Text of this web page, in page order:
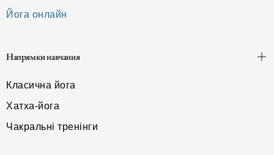
Йога онлайн
Напрямки навчання
Класична йога
Хатха-йога
Чакральні тренінги